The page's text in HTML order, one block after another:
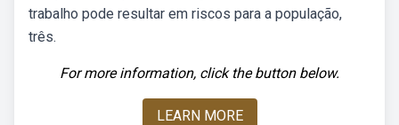
trabalho pode resultar em riscos para a população,
três.
For more information, click the button below.
LEARN MORE